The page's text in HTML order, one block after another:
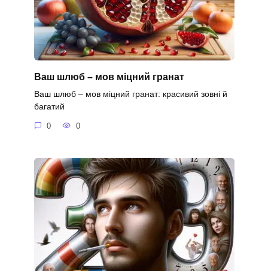
Ваш шлюб – мов міцний гранат
Ваш шлюб – мов міцний гранат: красивий зовні й
багатий
0 0